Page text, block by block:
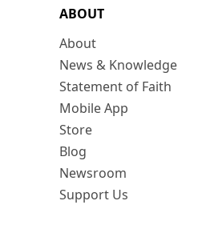
ABOUT
About
News & Knowledge
Statement of Faith
Mobile App
Store
Blog
Newsroom
Support Us